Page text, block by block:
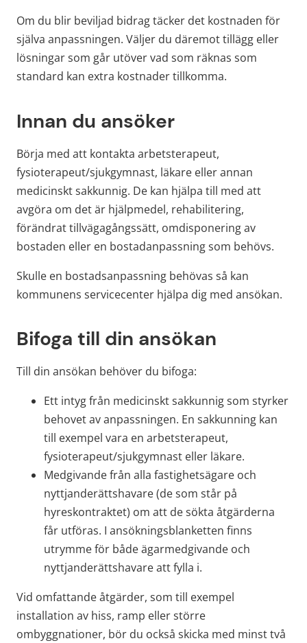
Om du blir beviljad bidrag täcker det kostnaden för
själva anpassningen. Väljer du däremot tillägg eller
lösningar som går utöver vad som räknas som
standard kan extra kostnader tillkomma.
Innan du ansöker
Börja med att kontakta arbetsterapeut,
fysioterapeut/sjukgymnast, läkare eller annan
medicinskt sakkunnig. De kan hjälpa till med att
avgöra om det är hjälpmedel, rehabilitering,
förändrat tillvägagångssätt, omdisponering av
bostaden eller en bostadanpassning som behövs.
Skulle en bostadsanpassning behövas så kan
kommunens servicecenter hjälpa dig med ansökan.
Bifoga till din ansökan
Till din ansökan behöver du bifoga:
Ett intyg från medicinskt sakkunnig som styrker
behovet av anpassningen. En sakkunning kan
till exempel vara en arbetsterapeut,
fysioterapeut/sjukgymnast eller läkare.
Medgivande från alla fastighetsägare och
nyttjanderättshavare (de som står på
hyreskontraktet) om att de sökta åtgärderna
får utföras. I ansökningsblanketten finns
utrymme för både ägarmedgivande och
nyttjanderättshavare att fylla i.
Vid omfattande åtgärder, som till exempel
installation av hiss, ramp eller större
ombyggnationer, bör du också skicka med minst två